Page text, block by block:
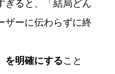
ぎると、「結局どん
ザーに伝わらずに終
を明確にすること